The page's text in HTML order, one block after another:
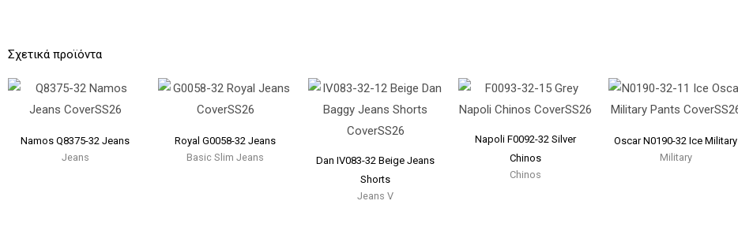
Σχετικά προϊόντα
Namos Q8375-32 Jeans
Jeans
Royal G0058-32 Jeans
Basic Slim Jeans
Dan IV083-32 Beige Jeans
Shorts
Jeans V
Napoli F0092-32 Silver
Chinos
Chinos
Oscar N0190-32 Ice Military
Military